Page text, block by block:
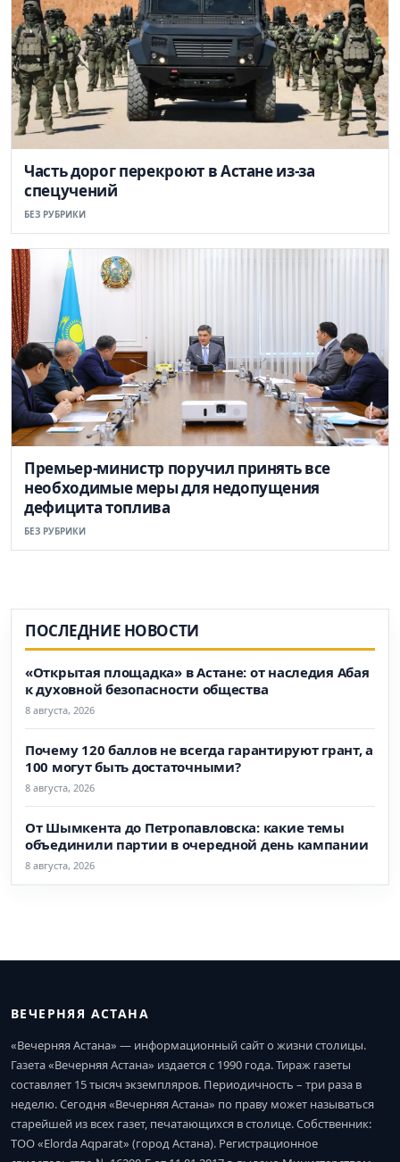
Часть дорог перекроют в Астане из-за
спецучений
БЕЗ РУБРИКИ
Премьер-министр поручил принять все
необходимые меры для недопущения
дефицита топлива
БЕЗ РУБРИКИ
ПОСЛЕДНИЕ НОВОСТИ
«Открытая площадка» в Астане: от наследия Абая
к духовной безопасности общества
8 августа, 2026
Почему 120 баллов не всегда гарантируют грант, а
100 могут быть достаточными?
8 августа, 2026
От Шымкента до Петропавловска: какие темы
объединили партии в очередной день кампании
8 августа, 2026
ВЕЧЕРНЯЯ АСТАНА
«Вечерняя Астана» — информационный сайт о жизни столицы.
Газета «Вечерняя Астана» издается с 1990 года. Тираж газеты
составляет 15 тысяч экземпляров. Периодичность – три раза в
неделю. Сегодня «Вечерняя Астана» по праву может называться
старейшей из всех газет, печатающихся в столице. Собственник:
ТОО «Elorda Aqparat» (город Астана). Регистрационное